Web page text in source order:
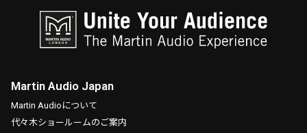
Martin Audio Japan
Martin Audioについて
代々木ショールームのご案内